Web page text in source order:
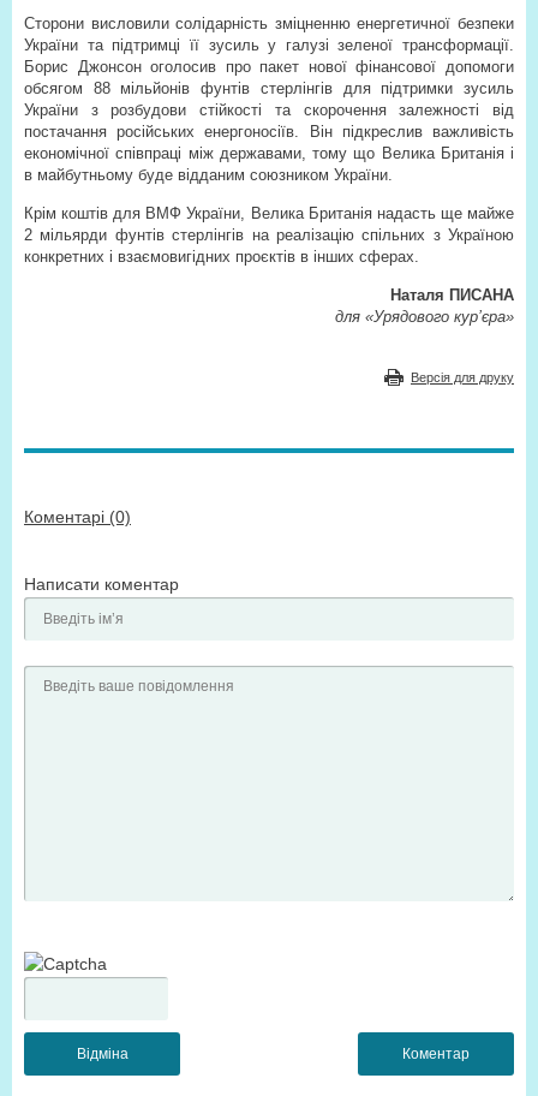
Сторони висловили солідарність зміцненню енергетичної безпеки
України та підтримці її зусиль у галузі зеленої трансформації.
Борис Джонсон оголосив про пакет нової фінансової допомоги
обсягом 88 мільйонів фунтів стерлінгів для підтримки зусиль
України з розбудови стійкості та скорочення залежності від
постачання російських енергоносіїв. Він підкреслив важливість
економічної співпраці між державами, тому що Велика Британія і
в майбутньому буде відданим союзником України.
Крім коштів для ВМФ України, Велика Британія надасть ще майже
2 мільярди фунтів стерлінгів на реалізацію спільних з Україною
конкретних і взаємовигідних проєктів в інших сферах.
Наталя ПИСАНА
для «Урядового кур’єра»
Версія для друку
Коментарі (0)
Написати коментар